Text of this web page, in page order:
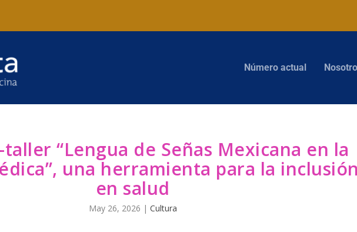
Número actual
“Lengua de Señas Mexicana en la
una herramienta para la inclusión
en salud
May 26, 2026 | Cultura